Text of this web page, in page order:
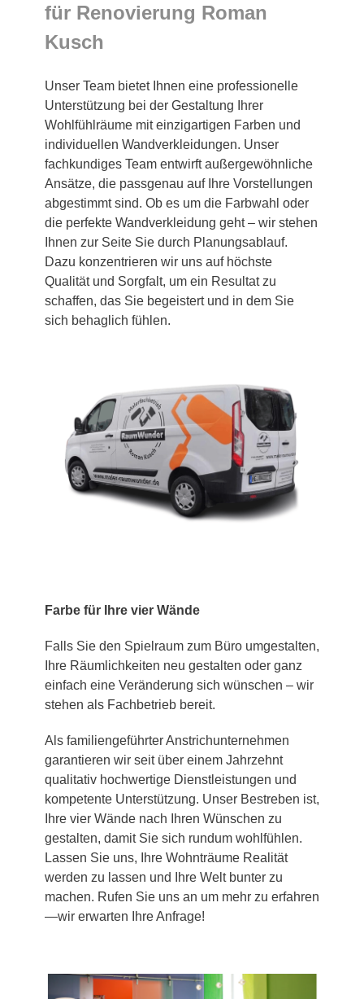
für Renovierung Roman
Kusch
Unser Team bietet Ihnen eine professionelle
Unterstützung bei der Gestaltung Ihrer
Wohlfühlräume mit einzigartigen Farben und
individuellen Wandverkleidungen. Unser
fachkundiges Team entwirft außergewöhnliche
Ansätze, die passgenau auf Ihre Vorstellungen
abgestimmt sind. Ob es um die Farbwahl oder
die perfekte Wandverkleidung geht – wir stehen
Ihnen zur Seite Sie durch Planungsablauf.
Dazu konzentrieren wir uns auf höchste
Qualität und Sorgfalt, um ein Resultat zu
schaffen, das Sie begeistert und in dem Sie
sich behaglich fühlen.
Farbe für Ihre vier Wände
Falls Sie den Spielraum zum Büro umgestalten,
Ihre Räumlichkeiten neu gestalten oder ganz
einfach eine Veränderung sich wünschen – wir
stehen als Fachbetrieb bereit.
Als familiengeführter Anstrichunternehmen
garantieren wir seit über einem Jahrzehnt
qualitativ hochwertige Dienstleistungen und
kompetente Unterstützung. Unser Bestreben ist,
Ihre vier Wände nach Ihren Wünschen zu
gestalten, damit Sie sich rundum wohlfühlen.
Lassen Sie uns, Ihre Wohnträume Realität
werden zu lassen und Ihre Welt bunter zu
machen. Rufen Sie uns an um mehr zu erfahren
—wir erwarten Ihre Anfrage!